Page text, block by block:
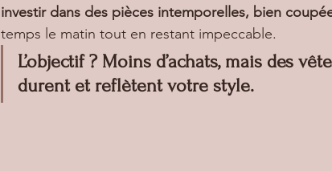
investir dans des pièces intemporelles, bien
temps le matin tout en restant impeccable.
L’objectif ? Moins d’achats, mais des
durent et reflètent votre style.